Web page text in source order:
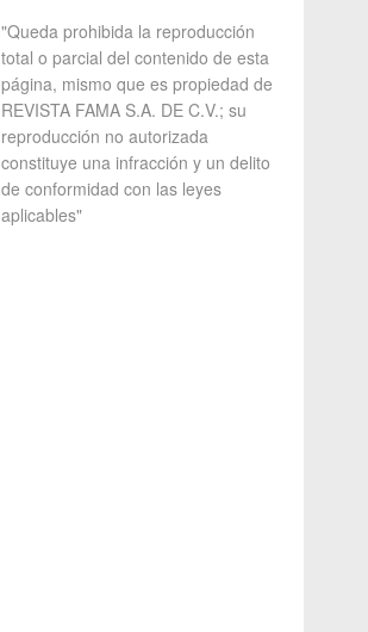
"Queda prohibida la reproducción
total o parcial del contenido de esta
página, mismo que es propiedad de
REVISTA FAMA S.A. DE C.V.; su
reproducción no autorizada
constituye una infracción y un delito
de conformidad con las leyes
aplicables"